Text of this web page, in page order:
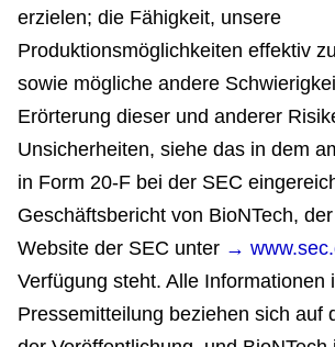
erzielen; die Fähigkeit, unsere
Produktionsmöglichkeiten effektiv
sowie mögliche andere
Erörterung dieser und anderer
Unsicherheiten, siehe das in dem
in Form 20-F bei der SEC
Geschäftsbericht von BioNTech,
Website der SEC unter →
Verfügung steht. Alle Informationen
Pressemitteilung beziehen sich auf